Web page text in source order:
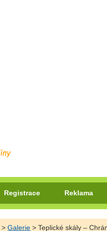
Registrace Reklama
>Galerie > Teplické skály –